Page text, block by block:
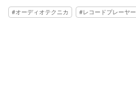
オーディオテクニカ レコードプレーヤー